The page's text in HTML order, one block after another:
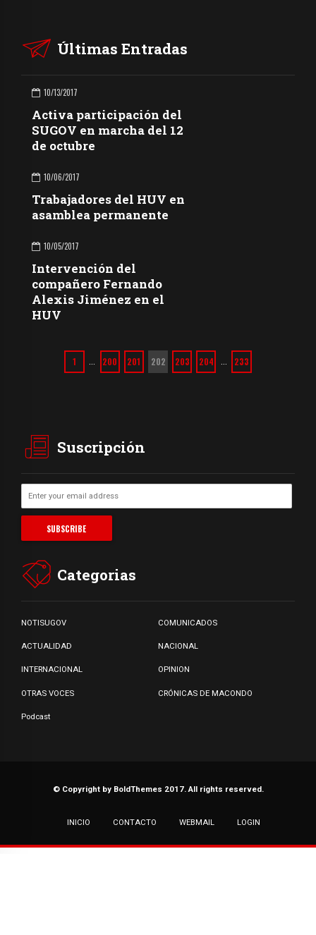
Últimas Entradas
10/13/2017
Activa participación del
SUGOV en marcha del 12
de octubre
10/06/2017
Trabajadores del HUV en
asamblea permanente
10/05/2017
Intervención del
compañero Fernando
Alexis Jiménez en el
HUV
1 … 200 201 202 203 204 … 233
Suscripción
Categorias
NOTISUGOV COMUNICADOS
ACTUALIDAD NACIONAL
INTERNACIONAL OPINION
OTRAS VOCES CRÓNICAS DE MACONDO
Podcast
© Copyright by BoldThemes 2017. All rights reserved.
INICIO CONTACTO WEBMAIL LOGIN